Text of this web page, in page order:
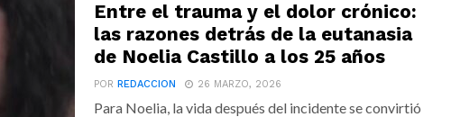
Entre el trauma y el dolor crónico:
las razones detrás de la eutanasia
de Noelia Castillo a los 25 años
PORREDACCION 26 MARZO, 2026
Para Noelia, la vida después del incidente se convirtió